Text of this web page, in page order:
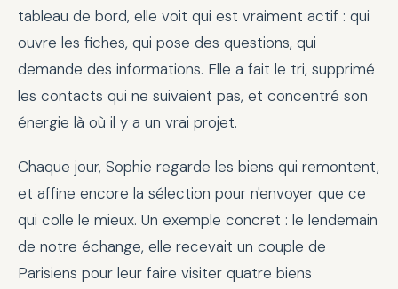
tableau de bord, elle voit qui est vraiment actif : qui
ouvre les fiches, qui pose des questions, qui
demande des informations. Elle a fait le tri, supprimé
les contacts qui ne suivaient pas, et concentré son
énergie là où il y a un vrai projet.
Chaque jour, Sophie regarde les biens qui remontent,
et affine encore la sélection pour n'envoyer que ce
qui colle le mieux. Un exemple concret : le lendemain
de notre échange, elle recevait un couple de
Parisiens pour leur faire visiter quatre biens